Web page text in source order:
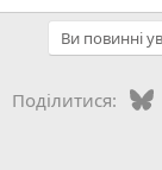
н
н
Ви повинні
Поділитися: